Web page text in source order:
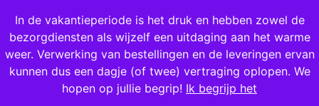
In de vakantieperiode is het druk en hebben zowel de
bezorgdiensten als wijzelf een uitdaging aan het warme
weer. Verwerking van bestellingen en de leveringen ervan
kunnen dus een dagje (of twee) vertraging oplopen. We
hopen op jullie begrip! Ik begrijp het
1000+ producten op voorraad
0